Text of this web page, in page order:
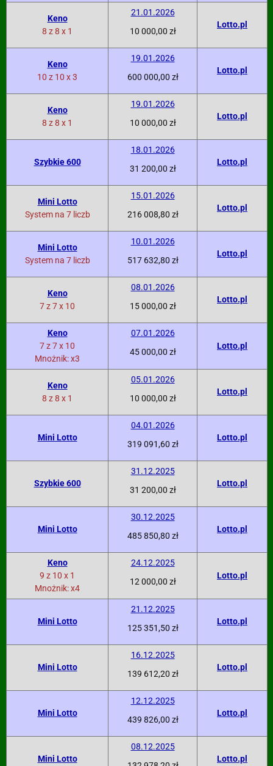
Keno
8 z 8 x 1
21.01.2026
10 000,00 zł
Lotto.pl
Keno
10 z 10 x 3
19.01.2026
600 000,00 zł
Lotto.pl
Keno
8 z 8 x 1
19.01.2026
10 000,00 zł
Lotto.pl
Szybkie 600
18.01.2026
31 200,00 zł
Lotto.pl
Mini Lotto
System na 7 liczb
15.01.2026
216 008,80 zł
Lotto.pl
Mini Lotto
System na 7 liczb
10.01.2026
517 632,80 zł
Lotto.pl
Keno
7 z 7 x 10
08.01.2026
15 000,00 zł
Lotto.pl
Keno
7 z 7 x 10
Mnożnik: x3
07.01.2026
45 000,00 zł
Lotto.pl
Keno
8 z 8 x 1
05.01.2026
10 000,00 zł
Lotto.pl
Mini Lotto
04.01.2026
319 091,60 zł
Lotto.pl
Szybkie 600
31.12.2025
31 200,00 zł
Lotto.pl
Mini Lotto
30.12.2025
485 850,80 zł
Lotto.pl
Keno
9 z 10 x 1
Mnożnik: x4
24.12.2025
12 000,00 zł
Lotto.pl
Mini Lotto
21.12.2025
125 351,50 zł
Lotto.pl
Mini Lotto
16.12.2025
139 612,20 zł
Lotto.pl
Mini Lotto
12.12.2025
439 826,00 zł
Lotto.pl
Mini Lotto
08.12.2025
Lotto.pl